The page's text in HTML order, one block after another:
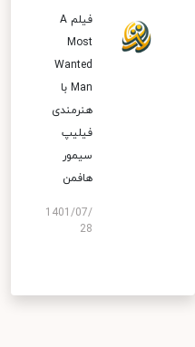
فیلم A
Most
Wanted
Man با
هنرمندی
فیلیپ
سیمور
هافمن
1401/07/
28